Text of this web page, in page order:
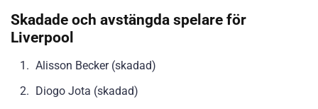
Skadade och avstängda spelare för
Liverpool
Alisson Becker (skadad)
Diogo Jota (skadad)